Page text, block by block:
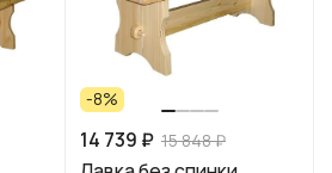
-8%
14 739 ₽ 15 848 ₽